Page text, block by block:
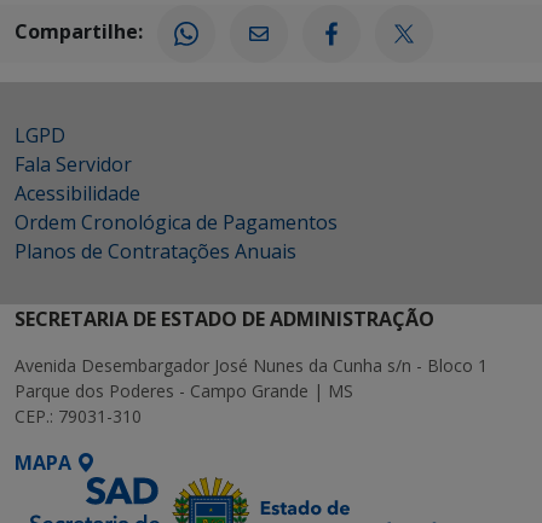
Compartilhe:
LGPD
Fala Servidor
Acessibilidade
Ordem Cronológica de Pagamentos
Planos de Contratações Anuais
SECRETARIA DE ESTADO DE ADMINISTRAÇÃO
Avenida Desembargador José Nunes da Cunha s/n - Bloco 1
Parque dos Poderes - Campo Grande | MS
CEP.: 79031-310
MAPA